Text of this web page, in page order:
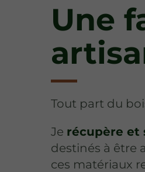
Une
Tout part du
Je récupère et
destinés à être
ces matériaux